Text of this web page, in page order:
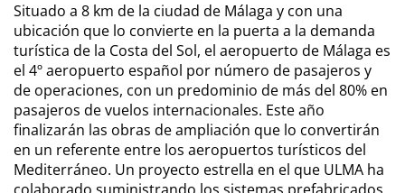
Situado a 8 km de la ciudad de Málaga y con una
ubicación que lo convierte en la puerta a la demanda
turística de la Costa del Sol, el aeropuerto de Málaga es
el 4º aeropuerto español por número de pasajeros y
de operaciones, con un predominio de más del 80% en
pasajeros de vuelos internacionales. Este año
finalizarán las obras de ampliación que lo convertirán
en un referente entre los aeropuertos turísticos del
Mediterráneo. Un proyecto estrella en el que ULMA ha